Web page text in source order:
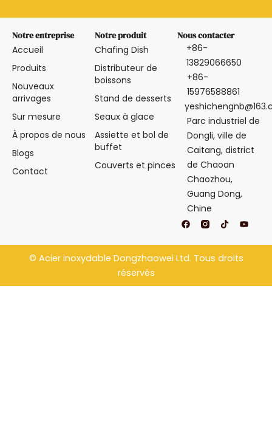
Notre entreprise
Accueil
Produits
Nouveaux
arrivages
Sur mesure
À propos de nous
Blogs
Contact
Notre produit
Chafing Dish
Distributeur de
boissons
Stand de desserts
Seaux à glace
Assiette et bol de
buffet
Couverts et pinces
Nous contacter
+86-
13829066650
+86-
15976588861
Parc industriel de
Dongli, ville de
Caitang, district
de Chaoan
Chaozhou,
Guang Dong,
Chine
F
a
e
b
o
T
i
t
o
k
Y
o
t
© Acier inoxydable Dongzhaowei Ltd. Tous droits
réservés